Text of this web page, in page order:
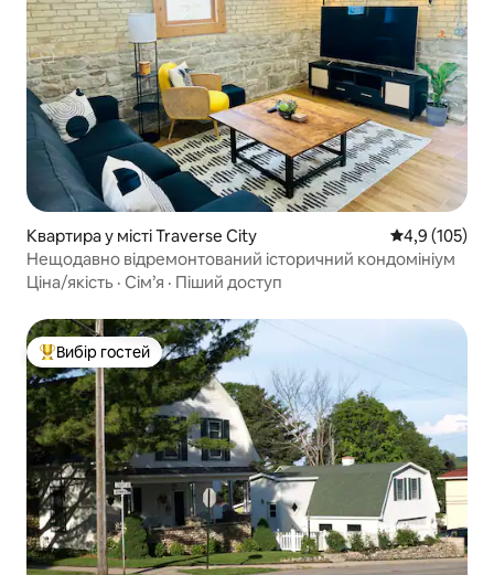
Квартира у місті Traverse City Середня
4,9 (105)
Нещодавно відремонтований історичний кондомініум
Ціна/якість · Сім’я · Піший доступ
Топ вибір гостей
Вибір гостей